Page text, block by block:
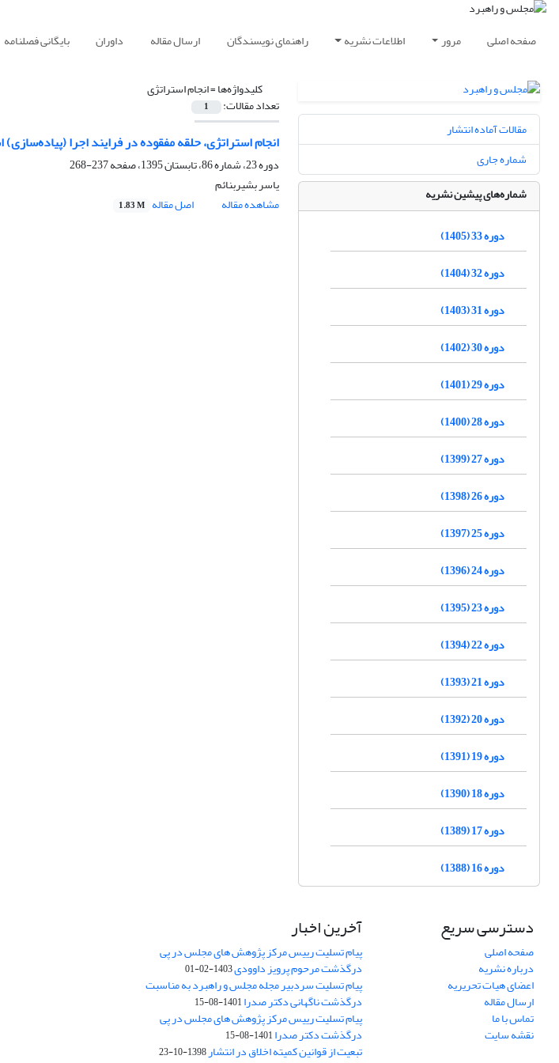
صفحه اصلی مرور اطلاعات نشریه راهنمای نویسندگان ارسال مقاله داوران بایگانی فصلنامه
کلیدواژه‌ها =انجام استراتژی
تعداد مقالات: 1
انجام استراتژی، حلقه مفقوده در فرایند اجرا
دوره 23، شماره 86، تابستان 1395، صفحه
237-268
یاسر بشیربنائم
مشاهده مقاله
اصل مقاله 1.83 M
مقالات آماده انتشار
شماره جاری
شماره‌های پیشین نشریه
دوره 33 (1405)
دوره 32 (1404)
دوره 31 (1403)
دوره 30 (1402)
دوره 29 (1401)
دوره 28 (1400)
دوره 27 (1399)
دوره 26 (1398)
دوره 25 (1397)
دوره 24 (1396)
دوره 23 (1395)
دوره 22 (1394)
دوره 21 (1393)
دوره 20 (1392)
دوره 19 (1391)
دوره 18 (1390)
دوره 17 (1389)
دوره 16 (1388)
دسترسی سریع
صفحه اصلی
درباره نشریه
اعضای هیات تحریریه
ارسال مقاله
تماس با ما
نقشه سایت
آخرین اخبار
پیام تسلیت رییس مرکز پژوهش های مجلس در پی
درگذشت مرحوم پرویز داوودی1403-02-01
پیام تسلیت سردبیر مجله مجلس و راهبرد به مناسبت
درگذشت ناگهانی دکتر صدرا1401-08-15
پیام تسلیت رییس مرکز پژوهش های مجلس در پی
درگذشت دکتر صدرا1401-08-15
تبعیت از قوانین کمیته اخلاق در انتشار1398-10-23